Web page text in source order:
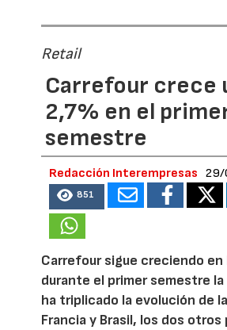
Retail
Carrefour crece
2,7% en el
semestre
Redacción Interempresas 29/
851
Carrefour sigue creciendo en
durante el primer semestre
ha triplicado la evolución de
Francia y Brasil, los dos otros